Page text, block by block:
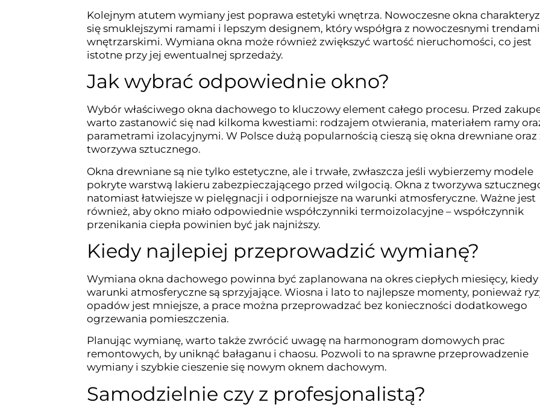
Kolejnym atutem wymiany jest poprawa estetyki wnętrza. Nowoczesne okna
się smuklejszymi ramami i lepszym designem, który współgra z nowoczesnymi trendami
wnętrzarskimi. Wymiana okna może również zwiększyć wartość nieruchomości, co jest
istotne przy jej ewentualnej sprzedaży.
Jak wybrać odpowiednie okno?
Wybór właściwego okna dachowego to kluczowy element całego procesu. Przed
warto zastanowić się nad kilkoma kwestiami: rodzajem otwierania, materiałem ramy
parametrami izolacyjnymi. W Polsce dużą popularnością cieszą się okna drewniane oraz
tworzywa sztucznego.
Okna drewniane są nie tylko estetyczne, ale i trwałe, zwłaszcza jeśli wybierzemy modele
pokryte warstwą lakieru zabezpieczającego przed wilgocią. Okna z tworzywa
natomiast łatwiejsze w pielęgnacji i odporniejsze na warunki atmosferyczne. Ważne jest
również, aby okno miało odpowiednie współczynniki termoizolacyjne – współczynnik
przenikania ciepła powinien być jak najniższy.
Kiedy najlepiej przeprowadzić wymianę?
Wymiana okna dachowego powinna być zaplanowana na okres ciepłych miesięcy, kiedy
warunki atmosferyczne są sprzyjające. Wiosna i lato to najlepsze momenty, ponieważ
opadów jest mniejsze, a prace można przeprowadzać bez konieczności dodatkowego
ogrzewania pomieszczenia.
Planując wymianę, warto także zwrócić uwagę na harmonogram domowych prac
remontowych, by uniknąć bałaganu i chaosu. Pozwoli to na sprawne przeprowadzenie
wymiany i szybkie cieszenie się nowym oknem dachowym.
Samodzielnie czy z profesjonalistą?